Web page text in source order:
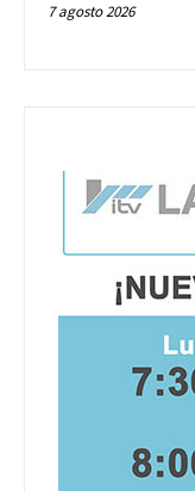
7 agosto 2026